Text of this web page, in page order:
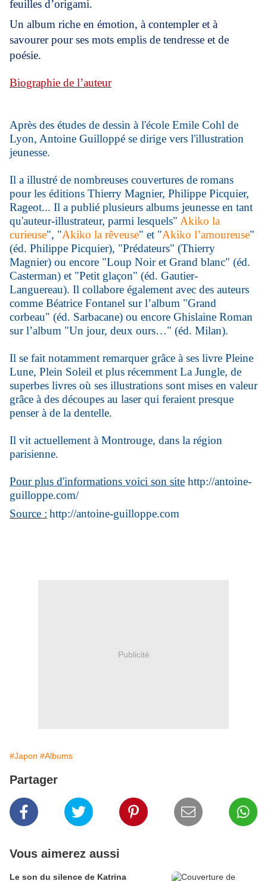
feuilles d’origami.
Un album riche en émotion, à contempler et à
savourer pour ses mots emplis de tendresse et de
poésie.
Biographie de l’auteur
Après des études de dessin à l'école Emile Cohl de
Lyon, Antoine Guilloppé se dirige vers l'illustration
jeunesse.
Il a illustré de nombreuses couvertures de romans
pour les éditions Thierry Magnier, Philippe Picquier,
Rageot... Il a publié plusieurs albums jeunesse en tant
qu'auteur-illustrateur, parmi lesquels" Akiko la
curieuse", "Akiko la rêveuse" et "Akiko l’amoureuse"
(éd. Philippe Picquier), "Prédateurs" (Thierry
Magnier) ou encore "Loup Noir et Grand blanc" (éd.
Casterman) et "Petit glaçon" (éd. Gautier-
Languereau). Il collabore également avec des auteurs
comme Béatrice Fontanel sur l’album "Grand
corbeau" (éd. Sarbacane) ou encore Ghislaine Roman
sur l’album "Un jour, deux ours…" (éd. Milan).
Il se fait notamment remarquer grâce à ses livre Pleine
Lune, Plein Soleil et plus récemment La Jungle, de
superbes livres où ses illustrations sont mises en valeur
grâce à des découpes au laser qui feraient presque
penser à de la dentelle.
Il vit actuellement à Montrouge, dans la région
parisienne.
Pour plus d'informations voici son site http://antoine-
guilloppe.com/
Source : http://antoine-guilloppe.com
Publicité
#Japon #Albums
Partager
Vous aimerez aussi
Le son du silence de Katrina